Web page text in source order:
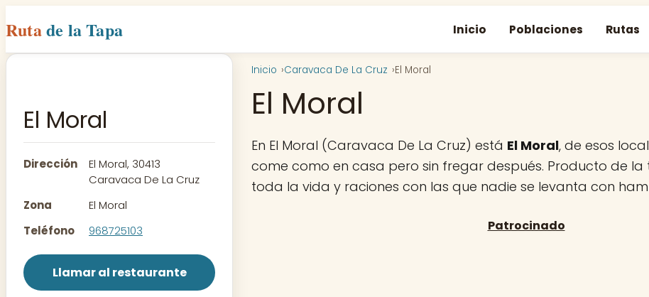
Rutade la Tapa Inicio Poblaciones Rutas
El Moral
Dirección
El Moral, 30413
Caravaca De La Cruz
Zona
El Moral
Teléfono
968725103
Llamar al restaurante
Inicio Caravaca De La Cruz El Moral
El Moral
En El Moral (Caravaca De La Cruz) está El Moral, de esos
come como en casa pero sin fregar después. Producto de la
toda la vida y raciones con las que nadie se levanta con